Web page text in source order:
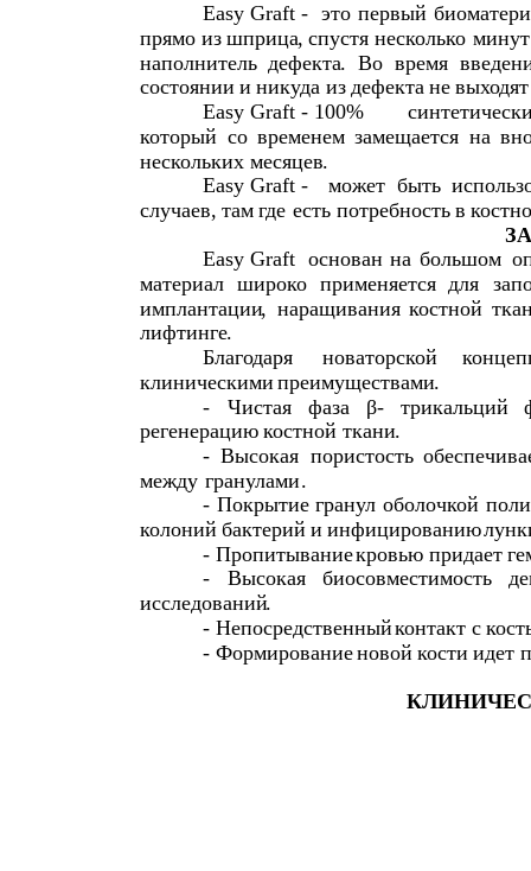
Easy Graft - это первый
прямо из шприца, спустя несколько минут
наполнитель дефекта. Во время
состоянии и никуда из дефекта не выходят
Easy Graft - 100%
который со временем замещается на
нескольких месяцев.
Easy Graft -
может быть
случаев, там где есть потребность в
Easy Graft основан на большом
материал широко применяется для
имплантации, наращивания костной
лифтинге.
Благодаря
новаторской
клиническими преимуществами.
-
Чистая фаза β- трикальций
регенерацию костной ткани.
- Высокая пористость
между гранулами.
- Покрытие гранул оболочкой
колоний бактерий и инфицированию
- Пропитываниекровью придает
-
Высокая биосовместимость
исследований.
- Непосредственныйконтакт с
- Формированиеновой кости идет